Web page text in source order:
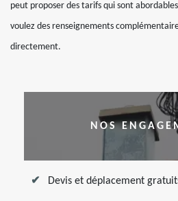
peut proposer des tarifs qui sont
voulez des renseignements
directement.
NOS
Devis et déplacement